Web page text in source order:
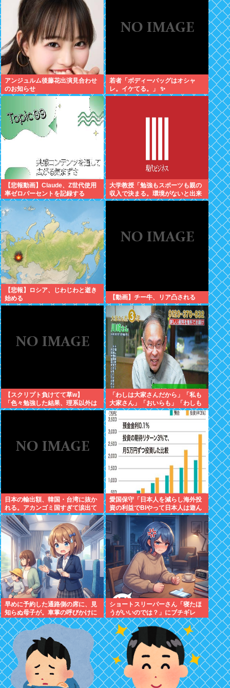
アンジュルム後藤花出演見合わせ
のお知らせ
若者「ボディーバッグはオシャ
レ。イケてる。」 ✨
【悲報動画】Claude、Z世代使用
率ゼロパーセントを記録する
大学教授「勉強もスポーツも親の
収入で決まる。環境がないと出来
るわけがない」
【悲報】ロシア、じわじわと逝き
始める
【動画】チー牛、リア凸される
【スクリプト負けてて草w】
「色々勉強した結果、理系以外は
エラー品だと気付いた【ガチ】」
「わしは大家さんだから」「私も
大家さん」「おいらも」「わしも
じゃ」「拙者も」こんなCMに騙
された日本人
日本の輸出額、韓国・台湾に抜か
れる。アカンゴミ国すぎて涙出て
きた…
愛国保守「日本人を減らし海外投
資の利益でBIやって日本人は遊ん
で暮らすべき。移民は不要」
早めに予約した通路側の席に、見
知らぬ母子が。車掌の呼びかけに
も「目を閉じて無視」して居座ら
れました。無理やり奪われた席
は、結局“やったもん勝ち”にな
っ...
ショートスリーパーさん「寝たほ
うがいいのでは？」にブチギレ